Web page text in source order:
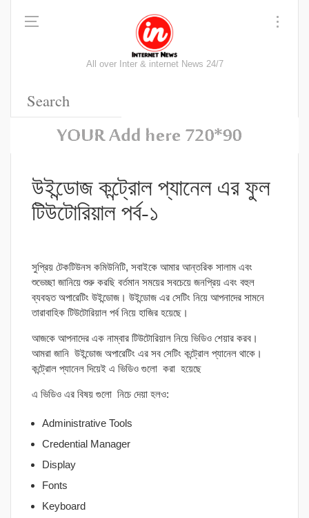
All over Inter & internet News 24/7
উইন্ডোজ কন্ট্রোল প্যানেল এর ফুল
টিউটোরিয়াল পর্ব-১
সুপ্রিয় টেকটিউনস কমিউনিটি, সবাইকে আমার আন্তরিক সালাম এবং
শুভেচ্ছা জানিয়ে শুরু করছি বর্তমান সময়ের সবচেয়ে জনপ্রিয় এবং বহুল
ব্যবহৃত অপারেটিং উইন্ডোজ। উইন্ডোজ এর সেটিং নিয়ে আপনাদের সামনে
তারাবাহিক টিউটোরিয়াল পর্ব নিয়ে হাজির হয়েছে।
আজকে আপনাদের এক নাম্বার টিউটোরিয়াল নিয়ে ভিডিও শেয়ার করব।
আমরা জানি উইন্ডোজ অপারেটিং এর সব সেটিং কন্ট্রোল প্যানেল থাকে।
কন্ট্রোল প্যানেল দিয়েই এ ভিডিও গুলো করা হয়েছে
এ ভিডিও এর বিষয় গুলো নিচে দেয়া হলও:
Administrative Tools
Credential Manager
Display
Fonts
Keyboard